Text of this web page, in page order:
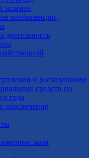
экзамен
конференции,
деятельность
и расходовании
средств по
года
обеспечение
залы